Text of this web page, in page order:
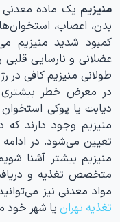
منیزیم یک ماده
بدن، اعصاب،
کمبود شدید منیزیم
عضلانی و نارسایی قلبی
طولانی منیزیم کافی
در معرض خطر بیشتری
دیابت یا پوکی استخوان
منیزیم وجود دارند
تعیین می‌شود. در
منیزیم بیشتر آشنا
متخصص تغذیه و
مواد معدنی نیز
تغذیه تهران یا شهر خود